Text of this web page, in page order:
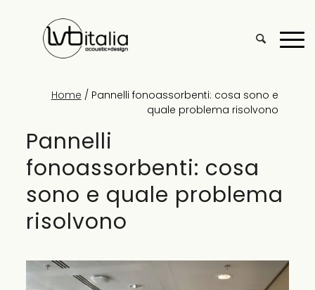
Home / Pannelli fonoassorbenti: cosa sono e
quale problema risolvono
Pannelli
fonoassorbenti: cosa
sono e quale problema
risolvono